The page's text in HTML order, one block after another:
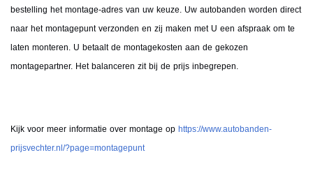
bestelling het montage-adres van uw keuze. Uw autobanden worden direct
naar het montagepunt verzonden en zij maken met U een afspraak om te
laten monteren. U betaalt de montagekosten aan de gekozen
montagepartner. Het balanceren zit bij de prijs inbegrepen.
Kijk voor meer informatie over montage op https://www.autobanden-
prijsvechter.nl/?page=montagepunt